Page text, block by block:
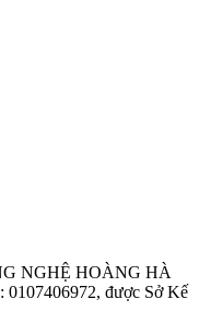
NGHỆ HOÀNG HÀ
0107406972, được Sở Kế